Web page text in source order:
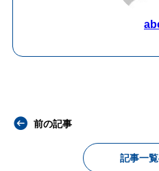
前の記事
記事一